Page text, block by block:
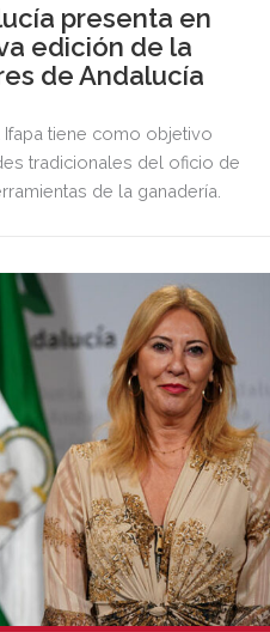
presenta en
edición de la
de Andalucía
tiene como objetivo
tradicionales del oficio de
de la ganadería.